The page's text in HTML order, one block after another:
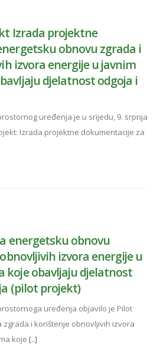
Izrada projektne
obnovu zgrada i
izvora energije u javnim
djelatnost odgoja i
uređenja je u srijedu, 9. srpnja
Izrada projektne dokumentacije za
energetsku obnovu
izvora energije u
koje obavljaju djelatnost
(pilot projekt)
uređenja objavilo je Pilot
zgrada i korištenje obnovljivih izvora
koje [..]